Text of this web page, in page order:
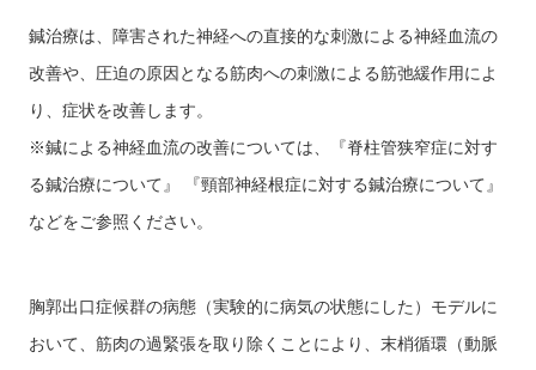
鍼治療は、障害された神経への直接的な刺激による神経血流の
改善や、圧迫の原因となる筋肉への刺激による筋弛緩作用によ
り、症状を改善します。
※鍼による神経血流の改善については、『脊柱管狭窄症に対す
る鍼治療について』 『頸部神経根症に対する鍼治療について』
などをご参照ください。
胸郭出口症候群の病態（実験的に病気の状態にした）モデルに
おいて、筋肉の過緊張を取り除くことにより、末梢循環（動脈